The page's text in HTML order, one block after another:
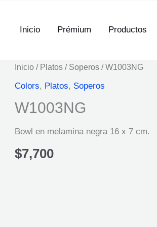
Inicio Prémium Productos
Inicio/ Platos/ Soperos/ W1003NG
Colors, Platos, Soperos
W1003NG
Bowl en melamina negra 16 x 7 cm.
$7,700